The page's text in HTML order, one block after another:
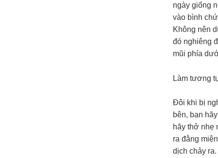
ngày giống
vào bình
Không nên
đó nghiêng
mũi phía
Làm tương
Đôi khi bị
bên, bạn
hãy thở nhẹ
ra đằng
dịch chảy ra.